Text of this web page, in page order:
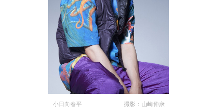
小日向春平 撮影：山崎伸康